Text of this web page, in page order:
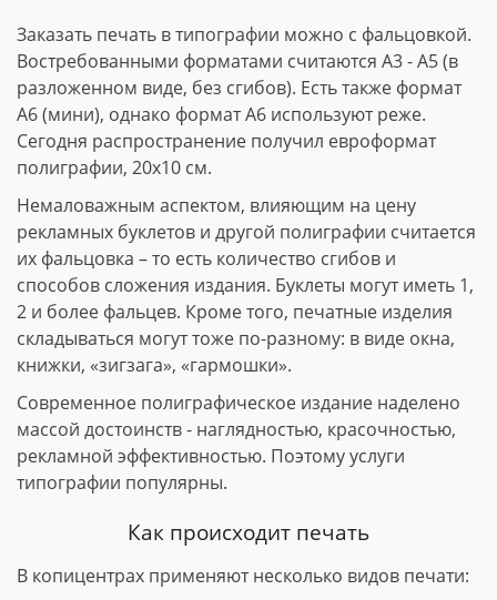
Заказать печать в типографии можно с фальцовкой.
Востребованными форматами считаются А3 - А5 (в
разложенном виде, без сгибов). Есть также формат
А6 (мини), однако формат А6 используют реже.
Сегодня распространение получил евроформат
полиграфии, 20х10 см.
Немаловажным аспектом, влияющим на цену
рекламных буклетов и другой полиграфии считается
их фальцовка – то есть количество сгибов и
способов сложения издания. Буклеты могут иметь 1,
2 и более фальцев. Кроме того, печатные изделия
складываться могут тоже по-разному: в виде окна,
книжки, «зигзага», «гармошки».
Современное полиграфическое издание наделено
массой достоинств - наглядностью, красочностью,
рекламной эффективностью. Поэтому услуги
типографии популярны.
Как происходит печать
В копицентрах применяют несколько видов печати: